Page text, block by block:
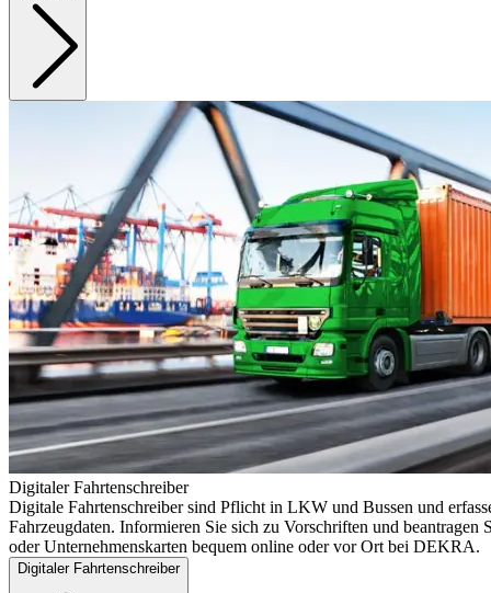
Digitaler Fahrtenschreiber
Digitale Fahrtenschreiber sind Pflicht in LKW und Bussen und
Fahrzeugdaten. Informieren Sie sich zu Vorschriften und beantragen
oder Unternehmenskarten bequem online oder vor Ort bei DEKRA.
Digitaler Fahrtenschreiber